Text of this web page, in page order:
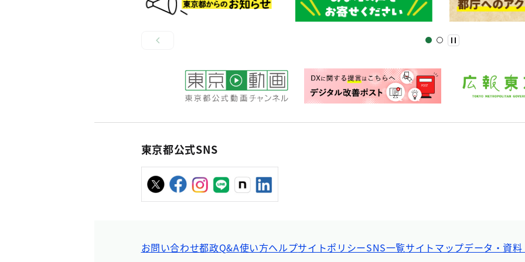
東京都公式SNS
お問い合わせ都政Q&A使い方ヘルプサイトポリシーSNS一覧サイトマップデータ・資